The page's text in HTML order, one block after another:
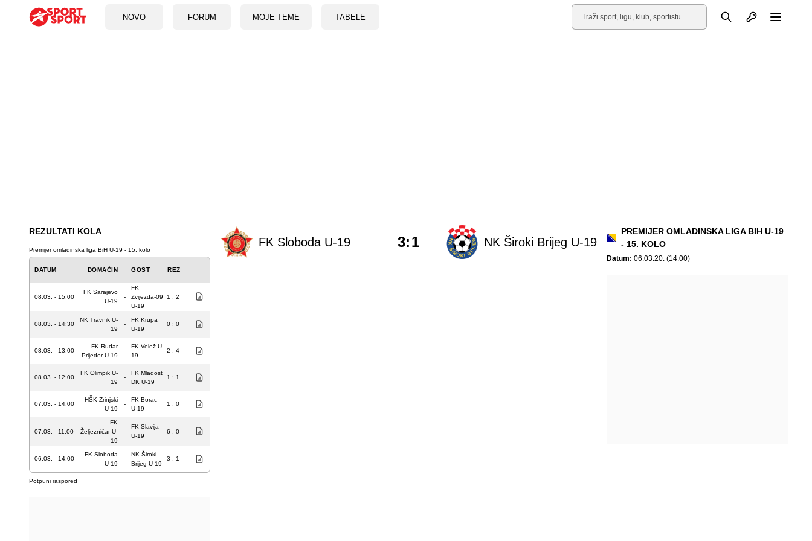
NOVO FORUM MOJE TEME TABELE
Pretraga Otvori profil
REZULTATI KOLA
Premijer omladinska liga BiH U-19 - 15. kolo
DATUM DOMAĆIN GOST REZ
08.03. - 15:00
FK Sarajevo
U-19
-
FK
Zvijezda-09
U-19
1 : 2
08.03. - 14:30
NK Travnik U-
19
-
FK Krupa
U-19
0 : 0
08.03. - 13:00
FK Rudar
Prijedor U-19
-
FK Velež U-
19
2 : 4
08.03. - 12:00
FK Olimpik U-
19
-
FK Mladost
DK U-19
1 : 1
07.03. - 14:00
HŠK Zrinjski
U-19
-
FK Borac
U-19
1 : 0
07.03. - 11:00
FK
Željezničar U-
19
-
FK Slavija
U-19
6 : 0
06.03. - 14:00
FK Sloboda
U-19
-
NK Široki
Brijeg U-19
3 : 1
Potpuni raspored
FK Sloboda U-19 NK Široki Brijeg U-19
3:1
PREMIJER OMLADINSKA LIGA BIH U-19
- 15. KOLO
Datum: 06.03.20. (14:00)